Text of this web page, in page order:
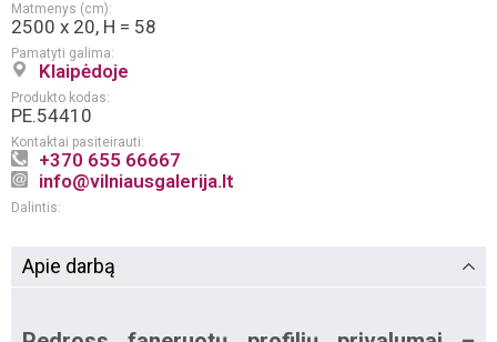
Matmenys (cm):
2500 x 20, H = 58
Pamatyti galima:
Klaipėdoje
Produkto kodas:
PE.54410
Kontaktai pasiteirauti:
+370 655 66667
info@vilniausgalerija.lt
Dalintis:
Apie darbą